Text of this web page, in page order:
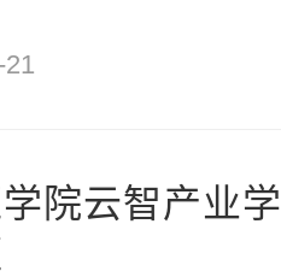
院云智产业